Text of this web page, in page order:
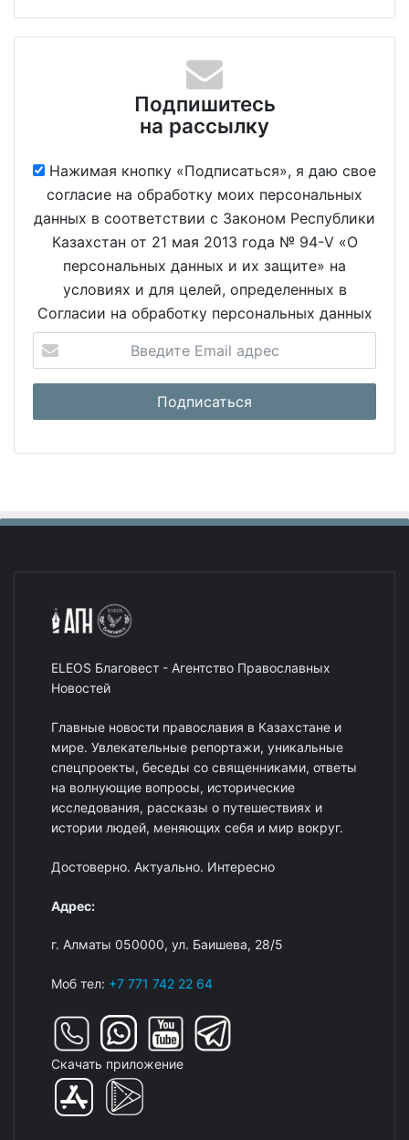
Подпишитесь
на рассылку
Нажимая кнопку «Подписаться», я даю свое
согласие на обработку моих персональных
данных в соответствии с Законом Республики
Казахстан от 21 мая 2013 года № 94-V «О
персональных данных и их защите» на
условиях и для целей, определенных в
Согласии на обработку персональных данных
ELEOS Благовест - Агентство Православных
Новостей
Главные новости православия в Казахстане и
мире. Увлекательные репортажи, уникальные
спецпроекты, беседы со священниками, ответы
на волнующие вопросы, исторические
исследования, рассказы о путешествиях и
истории людей, меняющих себя и мир вокруг.
Достоверно. Актуально. Интересно
Адрес:
г. Алматы 050000, ул. Баишева, 28/5
Моб тел: +7 771 742 22 64
Скачать приложение